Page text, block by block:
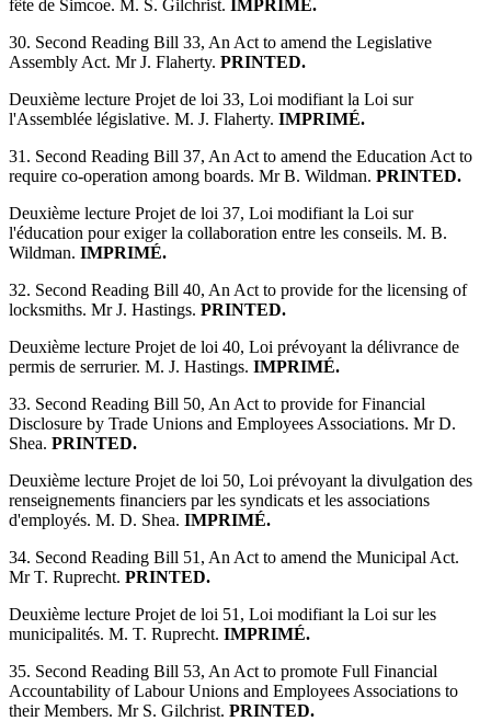
fête de Simcoe. M. S. Gilchrist. IMPRIMÉ.
30. Second Reading Bill 33, An Act to amend the Legislative
Assembly Act. Mr J. Flaherty. PRINTED.
Deuxième lecture Projet de loi 33, Loi modifiant la Loi sur
l'Assemblée législative. M. J. Flaherty. IMPRIMÉ.
31. Second Reading Bill 37, An Act to amend the Education Act to
require co-operation among boards. Mr B. Wildman. PRINTED.
Deuxième lecture Projet de loi 37, Loi modifiant la Loi sur
l'éducation pour exiger la collaboration entre les conseils. M. B.
Wildman. IMPRIMÉ.
32. Second Reading Bill 40, An Act to provide for the licensing of
locksmiths. Mr J. Hastings. PRINTED.
Deuxième lecture Projet de loi 40, Loi prévoyant la délivrance de
permis de serrurier. M. J. Hastings. IMPRIMÉ.
33. Second Reading Bill 50, An Act to provide for Financial
Disclosure by Trade Unions and Employees Associations. Mr D.
Shea. PRINTED.
Deuxième lecture Projet de loi 50, Loi prévoyant la divulgation des
renseignements financiers par les syndicats et les associations
d'employés. M. D. Shea. IMPRIMÉ.
34. Second Reading Bill 51, An Act to amend the Municipal Act.
Mr T. Ruprecht. PRINTED.
Deuxième lecture Projet de loi 51, Loi modifiant la Loi sur les
municipalités. M. T. Ruprecht. IMPRIMÉ.
35. Second Reading Bill 53, An Act to promote Full Financial
Accountability of Labour Unions and Employees Associations to
their Members. Mr S. Gilchrist. PRINTED.